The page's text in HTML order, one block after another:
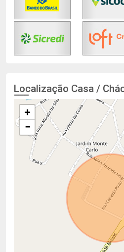
Localização Casa /
+
−